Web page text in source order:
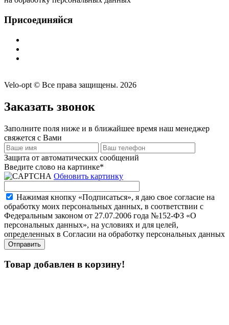
Присоединяйся
Velo-opt © Все права защищены. 2026
Заказать звонок
Заполните поля ниже и в ближайшее время наш менеджер
свяжется с Вами
Защита от автоматических сообщений
Введите слово на картинке*
Обновить картинку
Нажимая кнопку «Подписаться», я даю свое согласие на
обработку моих персональных данных, в соответствии с
Федеральным законом от 27.07.2006 года №152-ФЗ «О
персональных данных», на условиях и для целей,
определенных в Согласии на обработку персональных данных
Товар добавлен в корзину!